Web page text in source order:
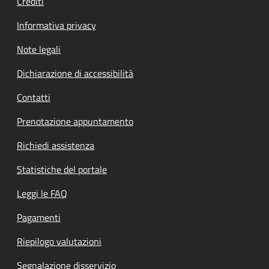
Informativa privacy
Note legali
Dichiarazione di accessibilità
Contatti
Prenotazione appuntamento
Richiedi assistenza
Statistiche del portale
Leggi le FAQ
Pagamenti
Riepilogo valutazioni
Segnalazione disservizio